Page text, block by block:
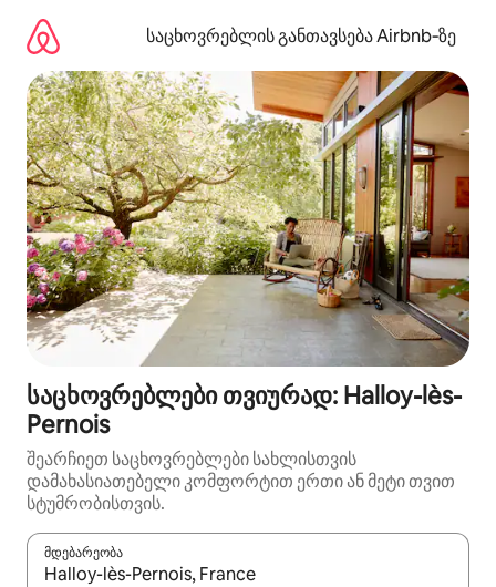
გადასვლა
საცხოვრებლის განთავსება Airbnb‑ზე
საცხოვრებლები თვიურად: Halloy-lès-
Pernois
შეარჩიეთ საცხოვრებლები სახლისთვის
დამახასიათებელი კომფორტით ერთი ან მეტი თვით
სტუმრობისთვის.
მდებარეობა
როცა შედეგები ხელმისაწვდომი გახდება, ნავიგაციისთვის